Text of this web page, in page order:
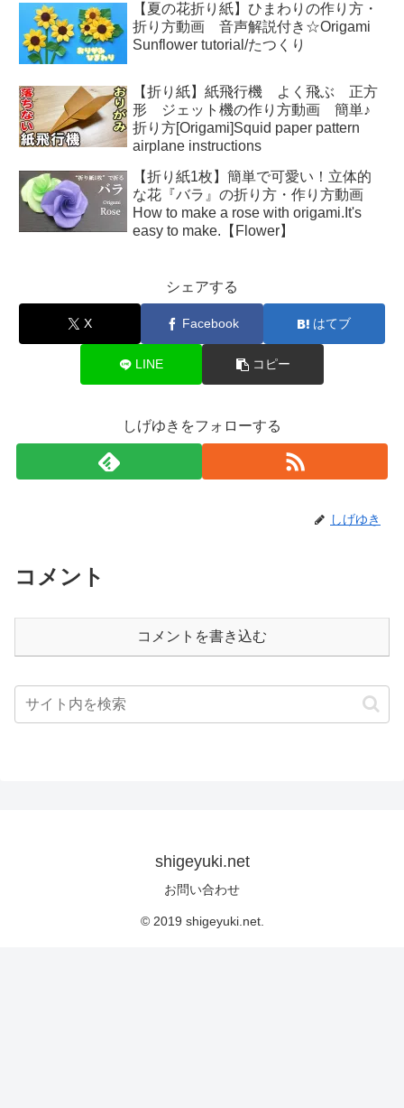
【夏の花折り紙】ひまわりの作り方・
折り方動画 音声解説付き☆Origami
Sunflower tutorial/たつくり
【折り紙】紙飛行機 よく飛ぶ 正方
形 ジェット機の作り方動画 簡単♪
折り方[Origami]Squid paper pattern
airplane instructions
【折り紙1枚】簡単で可愛い！立体的
な花『バラ』の折り方・作り方動画
How to make a rose with origami.It's
easy to make.【Flower】
シェアする
X Facebook はてブ
LINE コピー
しげゆきをフォローする
しげゆき
コメント
コメントを書き込む
shigeyuki.net
お問い合わせ
© 2019 shigeyuki.net.